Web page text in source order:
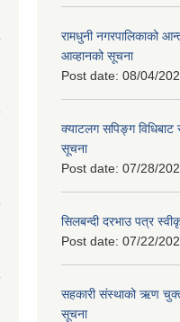
रामधुनी नगरपालिकाको
आव्हानको सूचना
Post date: 08/04/
क्याटलग सपिङ्ग विधिबाट
सूचना
Post date: 07/28/
सिलबन्दी दरभाउ पत्र
Post date: 07/22/
सहकारी संस्थाको ऋण
सूचना